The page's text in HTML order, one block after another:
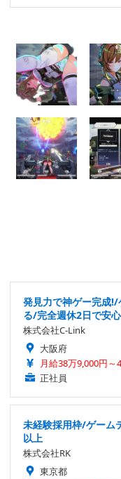
発見力で神ゲー完成
る/完全週休2日で安
株式会社C-Link
大阪府
月給38万9,000円～
正社員
未経験採用枠/ゲーム
以上
株式会社RK
東京都